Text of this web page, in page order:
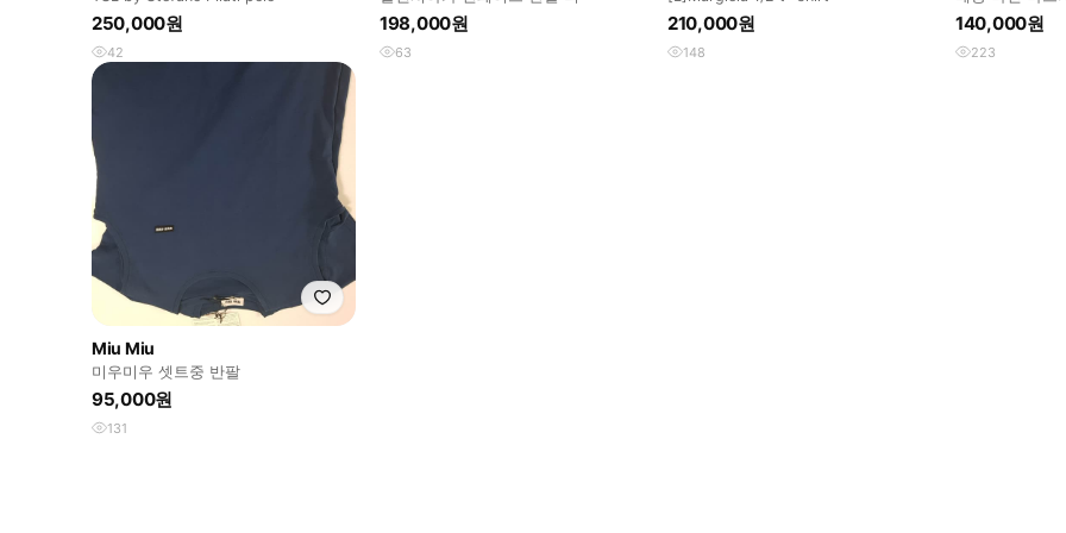
250,000원
42
198,000원
63
210,000원
148
셔츠
140,000원
223
Miu Miu
미우미우 셋트중 반팔
95,000원
131